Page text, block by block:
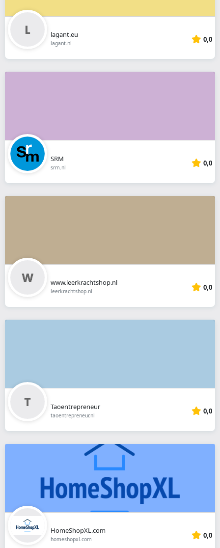
lagant.eu
lagant.nl 0,0
SRM
srm.nl 0,0
www.leerkrachtshop.nl
leerkrachtshop.nl 0,0
Taoentrepreneur
taoentrepreneur.nl 0,0
HomeShopXL.com
homeshopxl.com 0,0